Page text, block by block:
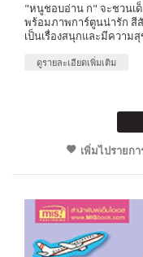
"หนูชอบอ่าน ก" จะชวนเ
พร้อมภาพการ์ตูนน่ารัก สี
เป็นเรื่องสนุกและมีความ
ดูรายละเอียดเพิ่มเติม
เพิ่มไปรายก